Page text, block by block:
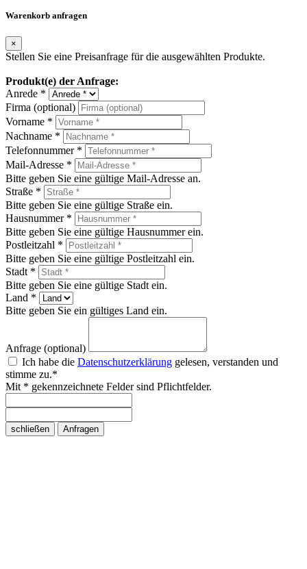
Warenkorb anfragen
×
Stellen Sie eine Preisanfrage für die ausgewählten Produkte.
Produkt(e) der Anfrage:
Anrede *
Firma (optional)
Vorname *
Nachname *
Telefonnummer *
Mail-Adresse *
Bitte geben Sie eine gültige Mail-Adresse an.
Straße *
Bitte geben Sie eine gültige Straße ein.
Hausnummer *
Bitte geben Sie eine gültige Hausnummer ein.
Postleitzahl *
Bitte geben Sie eine gültige Postleitzahl ein.
Stadt *
Bitte geben Sie eine gültige Stadt ein.
Land *
Bitte geben Sie ein gültiges Land ein.
Anfrage (optional)
Ich habe die Datenschutzerklärung gelesen, verstanden und
stimme zu.*
Mit * gekennzeichnete Felder sind Pflichtfelder.
schließen Anfragen